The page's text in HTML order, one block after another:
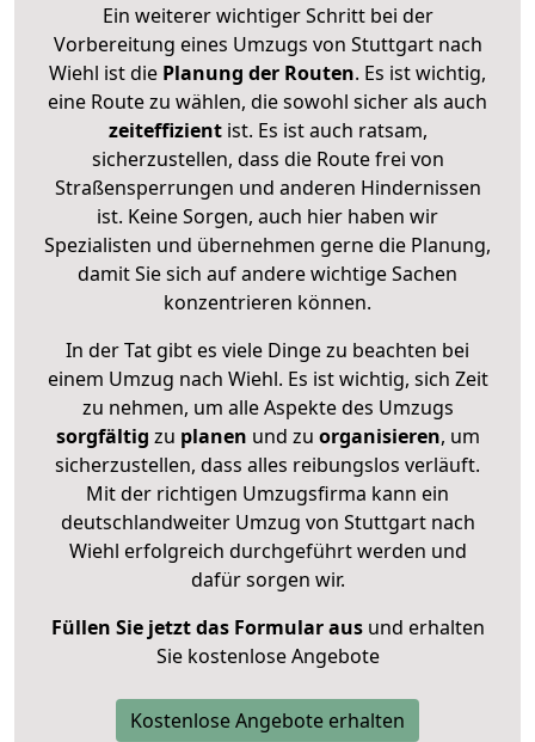
Ein weiterer wichtiger Schritt bei der
Vorbereitung eines Umzugs von Stuttgart nach
Wiehl ist die Planung der Routen. Es ist wichtig,
eine Route zu wählen, die sowohl sicher als auch
zeiteffizientist. Es ist auch ratsam,
sicherzustellen, dass die Route frei von
Straßensperrungen und anderen Hindernissen
ist. Keine Sorgen, auch hier haben wir
Spezialisten und übernehmen gerne die Planung,
damit Sie sich auf andere wichtige Sachen
konzentrieren können.
In der Tat gibt es viele Dinge zu beachten bei
einem Umzug nach Wiehl. Es ist wichtig, sich Zeit
zu nehmen, um alle Aspekte des Umzugs
sorgfältig zu planen und zu organisieren, um
sicherzustellen, dass alles reibungslos verläuft.
Mit der richtigen Umzugsfirma kann ein
deutschlandweiter Umzug von Stuttgart nach
Wiehl erfolgreich durchgeführt werden und
dafür sorgen wir.
Füllen Sie jetzt das Formular ausund erhalten
Sie kostenlose Angebote
Kostenlose Angebote erhalten